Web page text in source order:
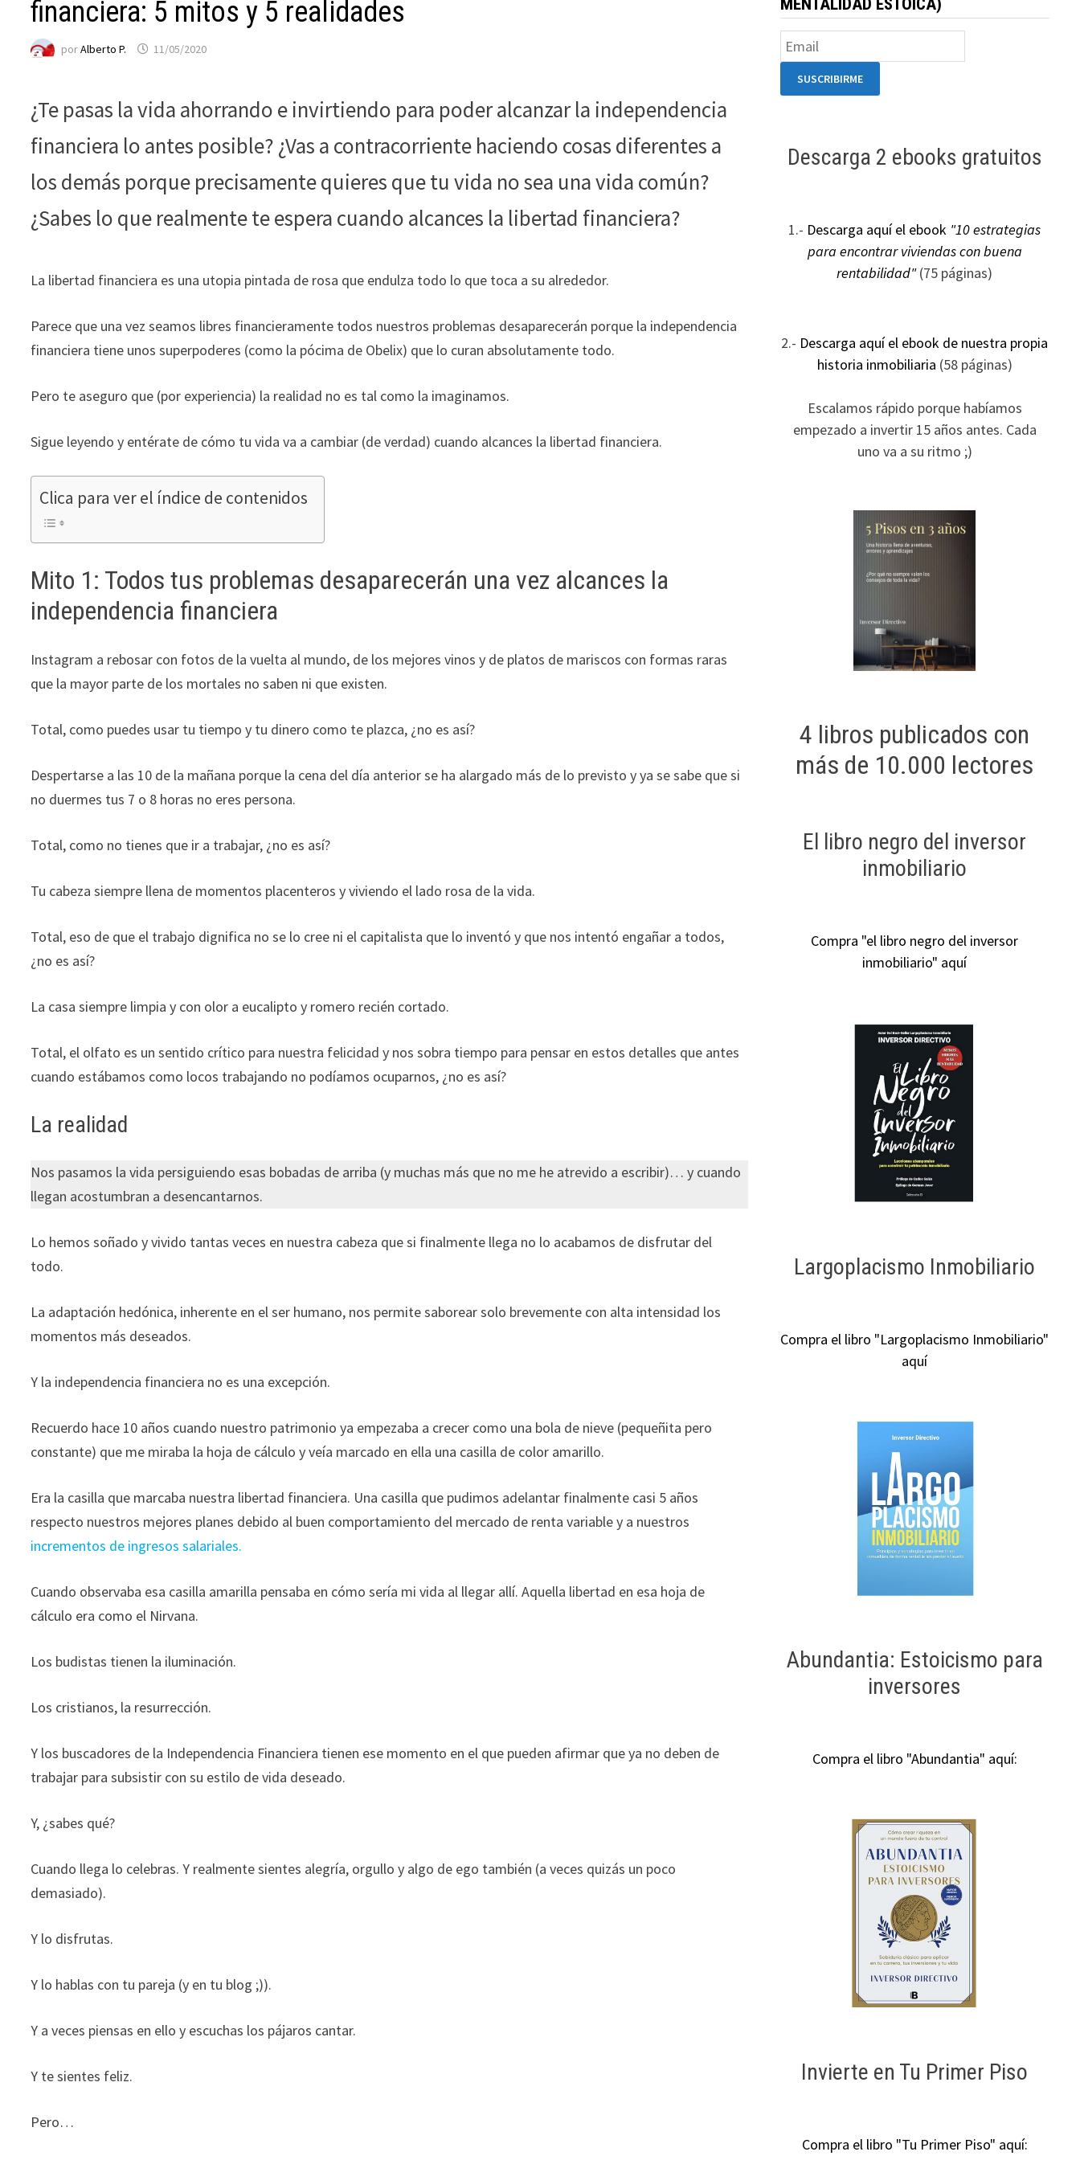
financiera: 5 mitos y 5 realidades
porAlberto P. 11/05/2020
¿Te pasas la vida ahorrando e invirtiendo para poder alcanzar la independencia
financiera lo antes posible? ¿Vas a contracorriente haciendo cosas diferentes a
los demás porque precisamente quieres que tu vida no sea una vida común?
¿Sabes lo que realmente te espera cuando alcances la libertad financiera?
La libertad financiera es una utopia pintada de rosa que endulza todo lo que toca a su alrededor.
Parece que una vez seamos libres financieramente todos nuestros problemas desaparecerán porque la independencia
financiera tiene unos superpoderes (como la pócima de Obelix) que lo curan absolutamente todo.
Pero te aseguro que (por experiencia) la realidad no es tal como la imaginamos.
Sigue leyendo y entérate de cómo tu vida va a cambiar (de verdad) cuando alcances la libertad financiera.
Clica para ver el índice de contenidos
Mito 1: Todos tus problemas desaparecerán una vez alcances la
independencia financiera
Instagram a rebosar con fotos de la vuelta al mundo, de los mejores vinos y de platos de mariscos con formas raras
que la mayor parte de los mortales no saben ni que existen.
Total, como puedes usar tu tiempo y tu dinero como te plazca, ¿no es así?
Despertarse a las 10 de la mañana porque la cena del día anterior se ha alargado más de lo previsto y ya se sabe que si
no duermes tus 7 o 8 horas no eres persona.
Total, como no tienes que ir a trabajar, ¿no es así?
Tu cabeza siempre llena de momentos placenteros y viviendo el lado rosa de la vida.
Total, eso de que el trabajo dignifica no se lo cree ni el capitalista que lo inventó y que nos intentó engañar a todos,
¿no es así?
La casa siempre limpia y con olor a eucalipto y romero recién cortado.
Total, el olfato es un sentido crítico para nuestra felicidad y nos sobra tiempo para pensar en estos detalles que antes
cuando estábamos como locos trabajando no podíamos ocuparnos, ¿no es así?
La realidad
Nos pasamos la vida persiguiendo esas bobadas de arriba (y muchas más que no me he atrevido a escribir)… y cuando
llegan acostumbran a desencantarnos.
Lo hemos soñado y vivido tantas veces en nuestra cabeza que si finalmente llega no lo acabamos de disfrutar del
todo.
La adaptación hedónica, inherente en el ser humano, nos permite saborear solo brevemente con alta intensidad los
momentos más deseados.
Y la independencia financiera no es una excepción.
Recuerdo hace 10 años cuando nuestro patrimonio ya empezaba a crecer como una bola de nieve (pequeñita pero
constante) que me miraba la hoja de cálculo y veía marcado en ella una casilla de color amarillo.
Era la casilla que marcaba nuestra libertad financiera. Una casilla que pudimos adelantar finalmente casi 5 años
respecto nuestros mejores planes debido al buen comportamiento del mercado de renta variable y a nuestros
incrementos de ingresos salariales.
Cuando observaba esa casilla amarilla pensaba en cómo sería mi vida al llegar allí. Aquella libertad en esa hoja de
cálculo era como el Nirvana.
Los budistas tienen la iluminación.
Los cristianos, la resurrección.
Y los buscadores de la Independencia Financiera tienen ese momento en el que pueden afirmar que ya no deben de
trabajar para subsistir con su estilo de vida deseado.
Y, ¿sabes qué?
Cuando llega lo celebras. Y realmente sientes alegría, orgullo y algo de ego también (a veces quizás un poco
demasiado).
Y lo disfrutas.
Y lo hablas con tu pareja (y en tu blog ;)).
Y a veces piensas en ello y escuchas los pájaros cantar.
Y te sientes feliz.
Pero…
MENTALIDAD ESTOICA)
Descarga 2 ebooks gratuitos
1.- Descarga aquí el ebook "10 estrategias
para encontrar viviendas con buena
rentabilidad"(75 páginas)
2.- Descarga aquí el ebook de nuestra propia
historia inmobiliaria (58 páginas)
Escalamos rápido porque habíamos
empezado a invertir 15 años antes. Cada
uno va a su ritmo ;)
4 libros publicados con
más de 10.000 lectores
El libro negro del inversor
inmobiliario
Compra "el libro negro del inversor
inmobiliario" aquí
Largoplacismo Inmobiliario
Compra el libro "Largoplacismo Inmobiliario"
aquí
Abundantia: Estoicismo para
inversores
Compra el libro "Abundantia" aquí:
Invierte en Tu Primer Piso
Compra el libro "Tu Primer Piso" aquí:
web.
podamos
mejorar la
funcionalidad
y estructura
de la web, en
base a cómo
se usa la web.
Experiencia
nuestra web
mejor posible
visita. Si
cookies,
algunas
desaparecerán
de la web.
Al compartir tus
intereses y
comportamiento
nuestro sitio,
aumentas la
posibilidad de
ofertas